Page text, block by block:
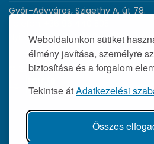
Weboldalunkon sütiket
élmény javítása, személyre
biztosítása és a forgalom
Tekintse átAdatkezelési
Összes
Győr-Adyváros, Szigethy A. út 78.
Telefon:
Nyitvatartás:H-P 8:00 - 17:00
© 2026 Wolf Orvosi Műszer Kft. |